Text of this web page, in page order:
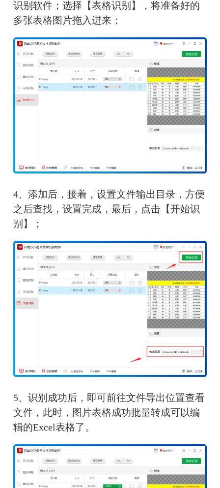
识别软件；选择【表格识别】，将准备好的
多张表格图片拖入进来；
4、添加后，接着，设置文件输出目录，方便
之后查找，设置完成，最后，点击【开始识
别】；
5、识别成功后，即可前往文件导出位置查看
文件，此时，图片表格成功批量转成可以编
辑的Excel表格了。